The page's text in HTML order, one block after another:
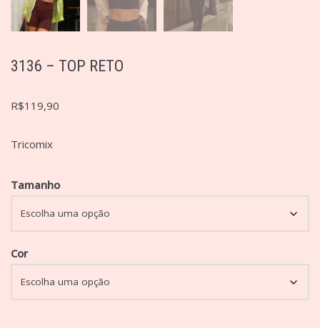
3136 – TOP RETO
R$119,90
Tricomix
Tamanho
Cor